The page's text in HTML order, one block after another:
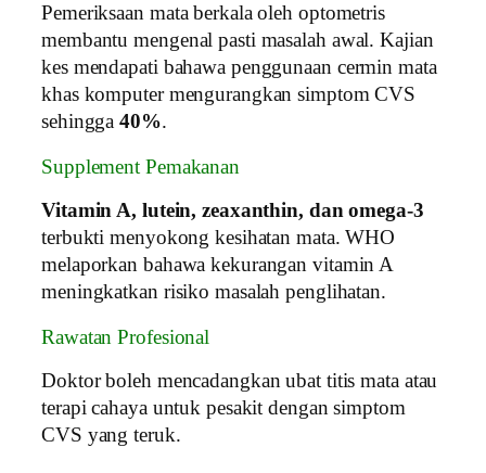
Pemeriksaan mata berkala oleh optometris
membantu mengenal pasti masalah awal. Kajian
kes mendapati bahawa penggunaan cermin mata
khas komputer mengurangkan simptom CVS
sehingga40%.
Supplement Pemakanan
Vitamin A, lutein, zeaxanthin, dan omega-3
terbukti menyokong kesihatan mata. WHO
melaporkan bahawa kekurangan vitamin A
meningkatkan risiko masalah penglihatan.
Rawatan Profesional
Doktor boleh mencadangkan ubat titis mata atau
terapi cahaya untuk pesakit dengan simptom
CVS yang teruk.